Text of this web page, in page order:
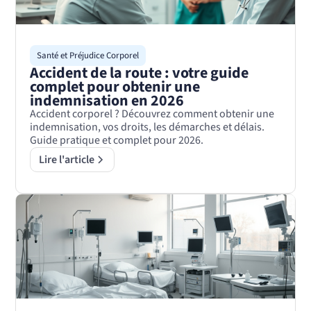
Santé et Préjudice Corporel
Accident de la route : votre guide
complet pour obtenir une
indemnisation en 2026
Accident corporel ? Découvrez comment obtenir une
indemnisation, vos droits, les démarches et délais.
Guide pratique et complet pour 2026.
Lire l'article